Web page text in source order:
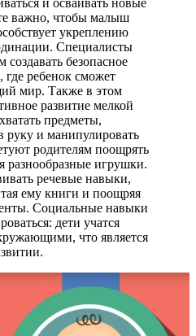
важно, чтобы малыш
укреплению
Специалисты
безопасное
где ребенок сможет
мир. Также в этом
развитие мелкой
предметы,
руку и манипулировать
родителям поощрять
разнообразные игрушки.
речевые навыки,
ему книги и поощряя
Социальные навыки
дети учатся
что является